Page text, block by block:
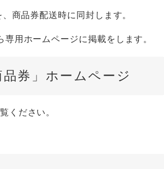
商品券配送時に同封します。
用ホームページに掲載をします。
券」ホームページ
ください。